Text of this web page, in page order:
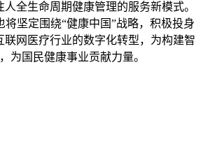
全生命周期健康管理的服务新模式。
将坚定围绕“健康中国”战略，积极投身
联网医疗行业的数字化转型，为构建智
为国民健康事业贡献力量。